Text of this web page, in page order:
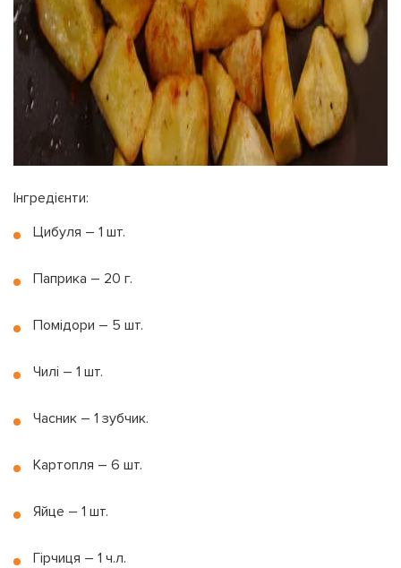
Інгредієнти:
Цибуля – 1 шт.
Паприка – 20 г.
Помідори – 5 шт.
Чилі – 1 шт.
Часник – 1 зубчик.
Картопля – 6 шт.
Яйце – 1 шт.
Гірчиця – 1 ч.л.